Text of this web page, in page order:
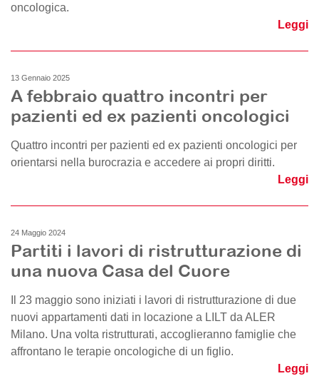
oncologica.
Leggi
13 Gennaio 2025
A febbraio quattro incontri per
pazienti ed ex pazienti oncologici
Quattro incontri per pazienti ed ex pazienti oncologici per
orientarsi nella burocrazia e accedere ai propri diritti.
Leggi
24 Maggio 2024
Partiti i lavori di ristrutturazione di
una nuova Casa del Cuore
Il 23 maggio sono iniziati i lavori di ristrutturazione di due
nuovi appartamenti dati in locazione a LILT da ALER
Milano. Una volta ristrutturati, accoglieranno famiglie che
affrontano le terapie oncologiche di un figlio.
Leggi